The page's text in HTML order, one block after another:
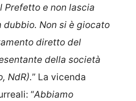
Prefetto e non lascia
dubbio. Non si è giocato
diretto del
della società
NdR).” La vicenda
“Abbiamo